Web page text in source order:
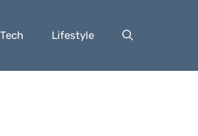
Tech Lifestyle